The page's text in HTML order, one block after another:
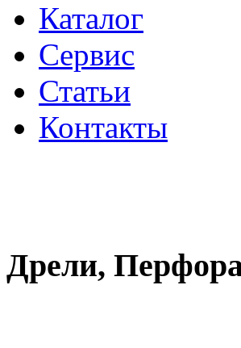
Каталог
Сервис
Статьи
Контакты
Дрели,